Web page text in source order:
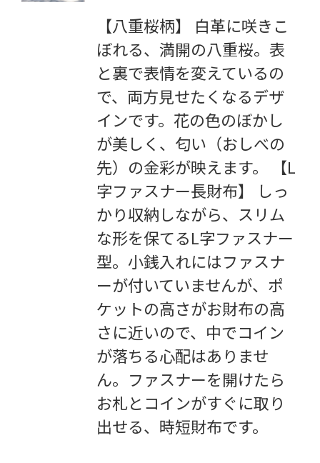
【八重桜柄】 白革に咲きこ
ぼれる、満開の八重桜。表
と裏で表情を変えているの
で、両方見せたくなるデザ
インです。花の色のぼかし
が美しく、匂い（おしべの
先）の金彩が映えます。 【L
字ファスナー長財布】 しっ
かり収納しながら、スリム
な形を保てるL字ファスナー
型。小銭入れにはファスナ
ーが付いていませんが、ポ
ケットの高さがお財布の高
さに近いので、中でコイン
が落ちる心配はありませ
ん。ファスナーを開けたら
お札とコインがすぐに取り
出せる、時短財布です。